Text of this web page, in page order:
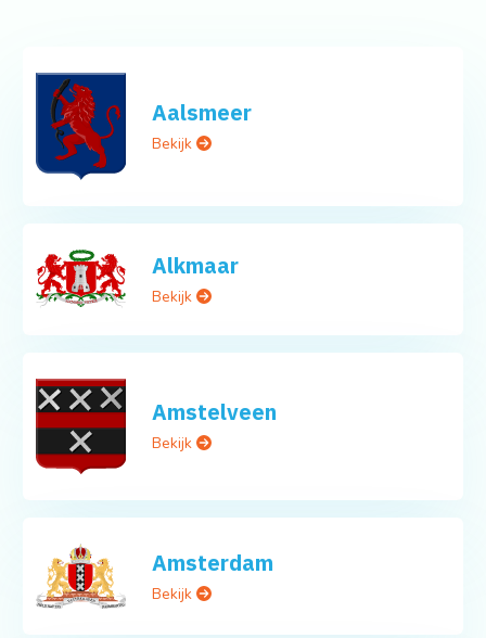
Aalsmeer
Bekijk
Alkmaar
Bekijk
Amstelveen
Bekijk
Amsterdam
Bekijk